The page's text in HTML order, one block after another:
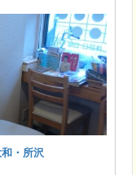
・所沢